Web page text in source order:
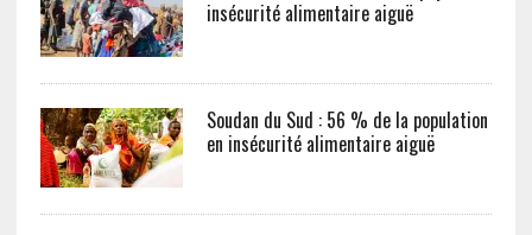
insécurité alimentaire aiguë
Soudan du Sud : 56 % de la population
en insécurité alimentaire aiguë